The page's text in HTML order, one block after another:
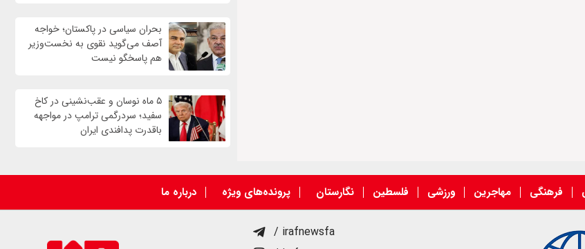
بحران سیاسی در پاکستان؛ خواجه
آصف می‌گوید نقوی به نخست‌وزیر
هم پاسخگو نیست
۵ ماه نوسان و عقب‌نشینی در کاخ
سفید؛ سردرگمی ترامپ در مواجهه
باقدرت پدافندی ایران
فرهنگی مهاجرین ورزشی فلسطین نگارستان پرونده‌های ویژه درباره ما
/ irafnewsfa